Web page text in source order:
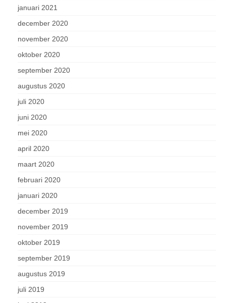
januari 2021
december 2020
november 2020
oktober 2020
september 2020
augustus 2020
juli 2020
juni 2020
mei 2020
april 2020
maart 2020
februari 2020
januari 2020
december 2019
november 2019
oktober 2019
september 2019
augustus 2019
juli 2019